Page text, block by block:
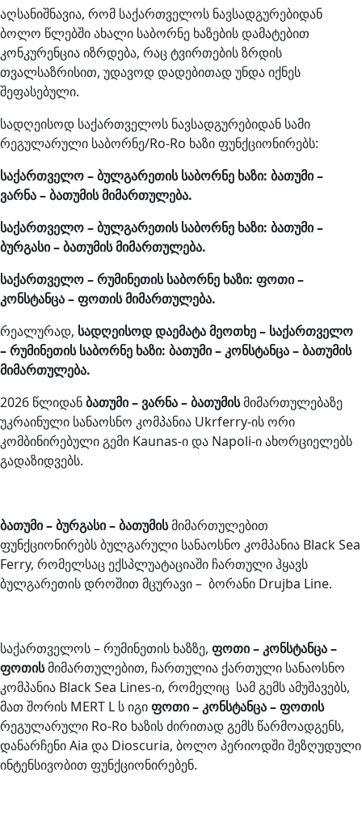
აღსანიშნავია, რომ საქართველოს ნავსადგურებიდან
ბოლო წლებში ახალი საბორნე ხაზების დამატებით
კონკურენცია იზრდება, რაც ტვირთების ზრდის
თვალსაზრისით, უდავოდ დადებითად უნდა იქნეს
შეფასებული.
სადღეისოდ საქართველოს ნავსადგურებიდან სამი
რეგულარული საბორნე/Ro-Ro ხაზი ფუნქციონირებს:
საქართველო – ბულგარეთის საბორნე ხაზი: ბათუმი –
ვარნა – ბათუმის მიმართულება.
საქართველო – ბულგარეთის საბორნე ხაზი: ბათუმი –
ბურგასი – ბათუმის მიმართულება.
საქართველო – რუმინეთის საბორნე ხაზი: ფოთი –
კონსტანცა – ფოთის მიმართულება.
რეალურად, სადღეისოდ დაემატა მეოთხე – საქართველო
– რუმინეთის საბორნე ხაზი: ბათუმი – კონსტანცა – ბათუმის
მიმართულება.
2026 წლიდანბათუმი – ვარნა – ბათუმისმიმართულებაზე
უკრაინული სანაოსნო კომპანია Ukrferry-ის ორი
კომბინირებული გემი Kaunas-ი და Napoli-ი ახორციელებს
გადაზიდვებს.
ბათუმი – ბურგასი – ბათუმისმიმართულებით
ფუნქციონირებს ბულგარული სანაოსნო კომპანია Black Sea
Ferry, რომელსაც ექსპლუატაციაში ჩართული ჰყავს
ბულგარეთის დროშით მცურავი – ბორანი Drujba Line.
საქართველოს – რუმინეთის ხაზზე, ფოთი – კონსტანცა –
ფოთისმიმართულებით, ჩართულია ქართული სანაოსნო
კომპანია Black Sea Lines-ი, რომელიც სამ გემს ამუშავებს,
მათ შორის MERT L ს იგიფოთი – კონსტანცა – ფოთის
რეგულარული Ro-Ro ხაზის ძირითად გემს წარმოადგენს,
დანარჩენი Aia და Dioscuria, ბოლო პერიოდში შეზღუდული
ინტენსივობით ფუნქციონირებენ.